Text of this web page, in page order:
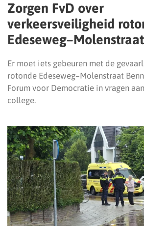
Zorgen FvD over
verkeersveiligheid
Er moet iets gebeuren met de
rotonde Edeseweg–Molenstraat
Forum voor Democratie in vragen
college.